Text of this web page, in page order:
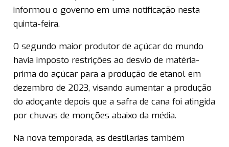
informou o governo em uma notificação nesta
quinta-feira.
O segundo maior produtor de açúcar do mundo
havia imposto restrições ao desvio de matéria-
prima do açúcar para a produção de etanol em
dezembro de 2023, visando aumentar a produção
do adoçante depois que a safra de cana foi atingida
por chuvas de monções abaixo da média.
Na nova temporada, as destilarias também